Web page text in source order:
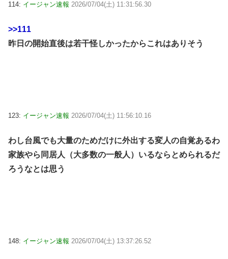
114: イージャン速報 2026/07/04(土) 11:31:56.30
>>111
昨日の開始直後は若干怪しかったからこれはありそう
123: イージャン速報 2026/07/04(土) 11:56:10.16
わし台風でも大量のためだけに外出する変人の自覚あるわ
家族やら同居人（大多数の一般人）いるならとめられるだ
ろうなとは思う
148: イージャン速報 2026/07/04(土) 13:37:26.52